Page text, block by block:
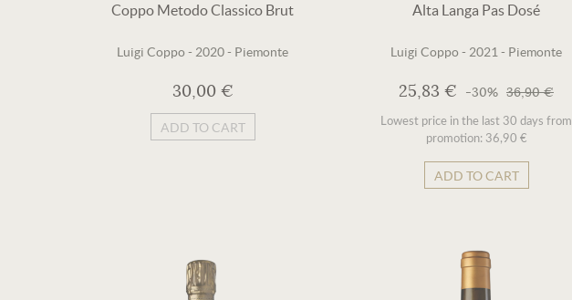
Coppo Metodo Classico Brut
Luigi Coppo- 2020- Piemonte
30,00 €
ADD TO CART
Alta Langa Pas Dosé
Luigi Coppo- 2021 - Piemonte
25,83 € -30% 36,90 €
Lowest price in the last 30 days from
promotion: 36,90 €
ADD TO CART